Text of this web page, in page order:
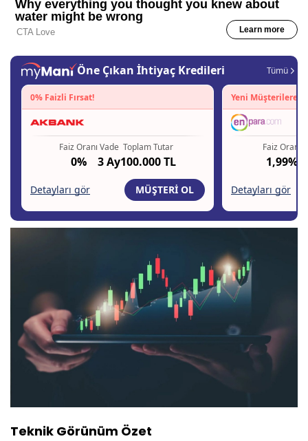
Teknik Görünüm Özet